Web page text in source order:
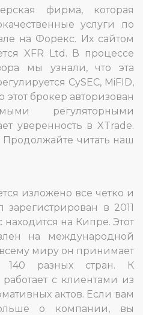
фирма, которая
услуги по
на Форекс. Их сайтом
XFR Ltd. В процессе
мы узнали, что эта
CySEC, MiFID,
этот брокер авторизован
регуляторными
уверенность в XTrade.
Продолжайте читать наш
изложено все четко и
зарегистрирован в 2011
на Кипре. Этот
на международной
миру он принимает
140 разных стран. К
с клиентами из
актов. Если вам
о компании, вы